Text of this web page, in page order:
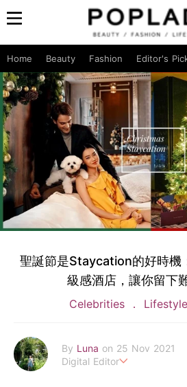
Home Beauty Fashion Editor's
聖誕節是Staycation的好時機
級感酒店，讓你留下
Celebrities Lifestyle
By Luna on 25 Nov 2021
Digital Editor